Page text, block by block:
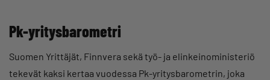
Pk-yritysbarometri
Suomen Yrittäjät, Finnvera sekä työ- ja elinkeinoministeriö
tekevät kaksi kertaa vuodessa Pk-yritysbarometrin, joka